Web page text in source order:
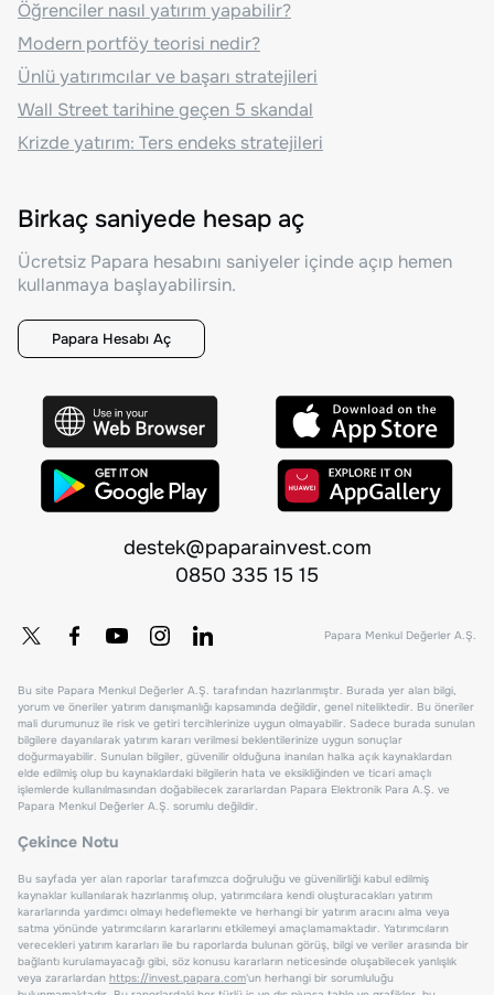
Öğrenciler nasıl yatırım yapabilir?
Modern portföy teorisi nedir?
Ünlü yatırımcılar ve başarı stratejileri
Wall Street tarihine geçen 5 skandal
Krizde yatırım: Ters endeks stratejileri
Birkaç saniyede hesap aç
Ücretsiz Papara hesabını saniyeler içinde açıp hemen
kullanmaya başlayabilirsin.
Papara Hesabı Aç
destek@paparainvest.com
0850 335 15 15
Papara Menkul Değerler A.Ş.
Bu site Papara Menkul Değerler A.Ş. tarafından hazırlanmıştır. Burada yer alan bilgi,
yorum ve öneriler yatırım danışmanlığı kapsamında değildir, genel niteliktedir. Bu öneriler
mali durumunuz ile risk ve getiri tercihlerinize uygun olmayabilir. Sadece burada sunulan
bilgilere dayanılarak yatırım kararı verilmesi beklentilerinize uygun sonuçlar
doğurmayabilir. Sunulan bilgiler, güvenilir olduğuna inanılan halka açık kaynaklardan
elde edilmiş olup bu kaynaklardaki bilgilerin hata ve eksikliğinden ve ticari amaçlı
işlemlerde kullanılmasından doğabilecek zararlardan Papara Elektronik Para A.Ş. ve
Papara Menkul Değerler A.Ş. sorumlu değildir.
Çekince Notu
Bu sayfada yer alan raporlar tarafımızca doğruluğu ve güvenilirliği kabul edilmiş
kaynaklar kullanılarak hazırlanmış olup, yatırımcılara kendi oluşturacakları yatırım
kararlarında yardımcı olmayı hedeflemekte ve herhangi bir yatırım aracını alma veya
satma yönünde yatırımcıların kararlarını etkilemeyi amaçlamamaktadır. Yatırımcıların
verecekleri yatırım kararları ile bu raporlarda bulunan görüş, bilgi ve veriler arasında bir
bağlantı kurulamayacağı gibi, söz konusu kararların neticesinde oluşabilecek yanlışlık
veya zararlardan https://invest.papara.com'un herhangi bir sorumluluğu